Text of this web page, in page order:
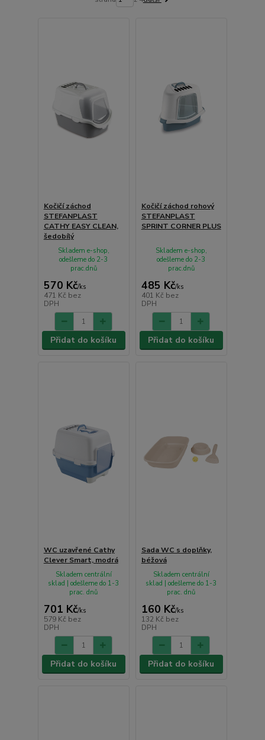
Kočičí záchod
STEFANPLAST
CATHY EASY CLEAN,
šedobílý
570 Kč/ks
471 Kč bez
DPH
Skladem e-shop,
odešleme do 2-3
prac.dnů
Přidat do košíku
Kočičí záchod rohový
STEFANPLAST
SPRINT CORNER PLUS
485 Kč/ks
401 Kč bez
DPH
Skladem e-shop,
odešleme do 2-3
prac.dnů
Přidat do košíku
WC uzavřené Cathy
Clever Smart, modrá
701 Kč/ks
579 Kč bez
DPH
Skladem centrální
sklad | odešleme do 1-3
prac. dnů
Přidat do košíku
Sada WC s doplňky,
béžová
160 Kč/ks
132 Kč bez
DPH
Skladem centrální
sklad | odešleme do 1-3
prac. dnů
Přidat do košíku